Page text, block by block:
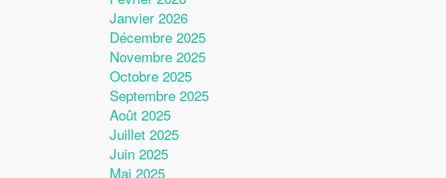
Janvier 2026
Décembre 2025
Novembre 2025
Octobre 2025
Septembre 2025
Août 2025
Juillet 2025
Juin 2025
Mai 2025